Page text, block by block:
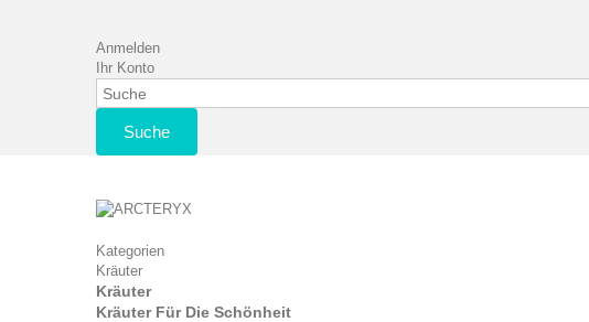
Anmelden
Ihr Konto
Suche
Kategorien
Kräuter
Kräuter
Kräuter Für Die Schönheit